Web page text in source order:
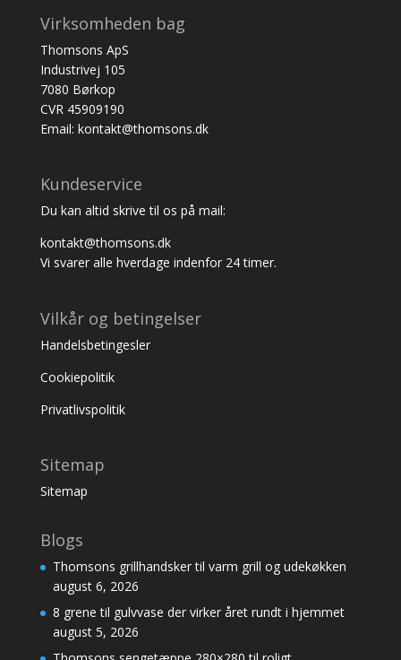
Virksomheden bag
Thomsons ApS
Industrivej 105
7080 Børkop
CVR 45909190
Email: kontakt@thomsons.dk
Kundeservice
Du kan altid skrive til os på mail:
kontakt@thomsons.dk
Vi svarer alle hverdage indenfor 24 timer.
Vilkår og betingelser
Handelsbetingesler
Cookiepolitik
Privatlivspolitik
Sitemap
Sitemap
Blogs
Thomsons grillhandsker til varm grill og udekøkken
august 6, 2026
8 grene til gulvvase der virker året rundt i hjemmet
august 5, 2026